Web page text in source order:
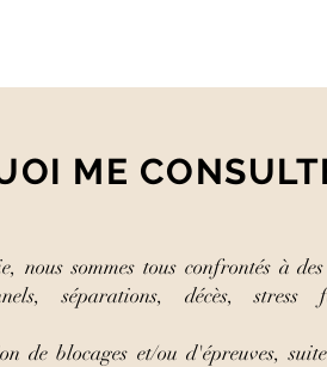
ME
nous sommes tous confrontés à
séparations, décès,
de blocages et/ou d'épreuves,